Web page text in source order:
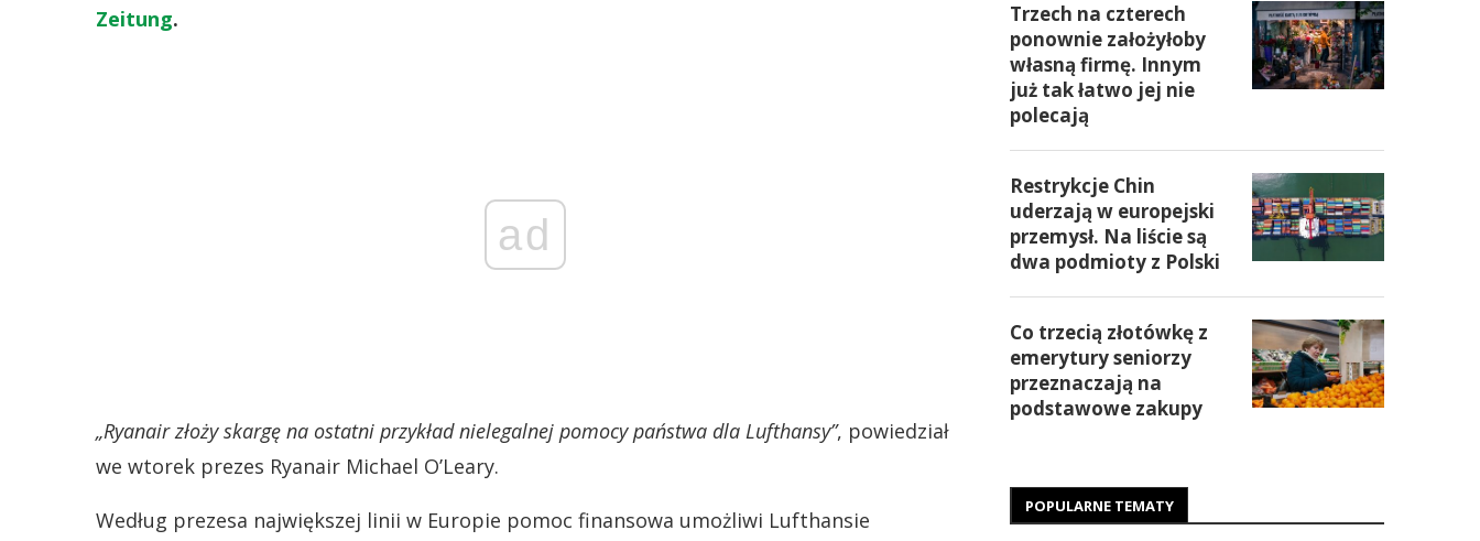
Zeitung.
ad
„Ryanair złoży skargę na ostatni przykład nielegalnej pomocy państwa dla Lufthansy”, powiedział
we wtorek prezes Ryanair Michael O’Leary.
Według prezesa największej linii w Europie pomoc finansowa umożliwi Lufthansie
Trzech na czterech
ponownie założyłoby
własną firmę. Innym
już tak łatwo jej nie
polecają
Restrykcje Chin
uderzają w europejski
przemysł. Na liście są
dwa podmioty z Polski
Co trzecią złotówkę z
emerytury seniorzy
przeznaczają na
podstawowe zakupy
POPULARNE TEMATY